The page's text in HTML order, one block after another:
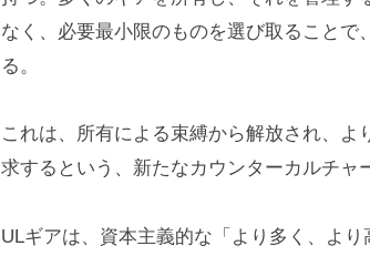
なく、必要最小限のものを選び取ることで
る。
これは、所有による束縛から解放され、
求するという、新たなカウンターカルチャ
ULギアは、資本主義的な「より多く、よ